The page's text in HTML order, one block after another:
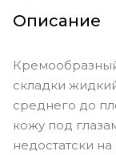
Описание
складки
среднего до
кожу под
недостатски